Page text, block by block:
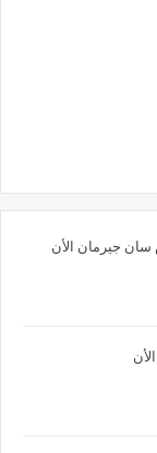
سان جيرمان الأن